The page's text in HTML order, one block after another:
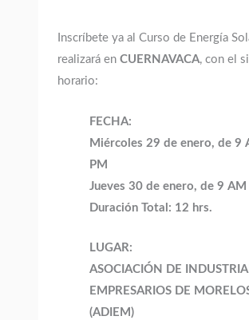
Inscríbete ya al Curso de Energía
realizará enCUERNAVACA, con el
horario:
FECHA:
Miércoles 29 de enero, de 9
PM
Jueves 30 de enero, de 9 AM
Duración Total: 12 hrs.
LUGAR:
ASOCIACIÓN DE
EMPRESARIOS DE
(ADIEM)